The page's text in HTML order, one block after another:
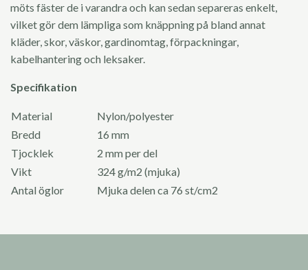
möts fäster de i varandra och kan sedan separeras enkelt,
vilket gör dem lämpliga som knäppning på bland annat
kläder, skor, väskor, gardinomtag, förpackningar,
kabelhantering och leksaker.
Specifikation
Material
Nylon/polyester
Bredd
16 mm
Tjocklek
2 mm per del
Vikt
324 g/m2 (mjuka)
Antal öglor
Mjuka delen ca 76 st/cm2